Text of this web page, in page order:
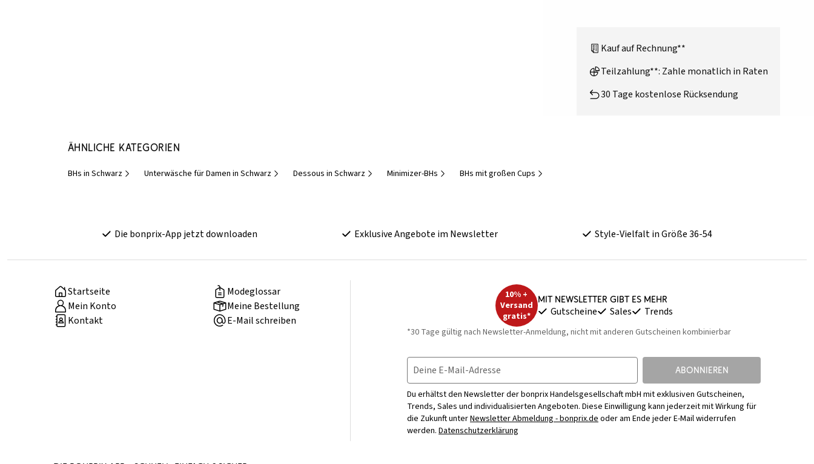
Kauf auf Rechnung**
Teilzahlung**: Zahle monatlich in Raten
30 Tage kostenlose Rücksendung
Ähnliche Kategorien
BHs in Schwarz Unterwäsche für Damen in Schwarz Dessous in Schwarz Minimizer-BHs BHs mit großen Cups
Die bonprix-App jetzt downloaden Exklusive Angebote im Newsletter Style-Vielfalt in Größe 36-54
Startseite
Modeglossar
Mein Konto
Meine Bestellung
Kontakt
E-Mail schreiben
10% +
Versand
gratis*
Mit Newsletter gibt es mehr
Gutscheine Sales Trends
*30 Tage gültig nach Newsletter-Anmeldung, nicht mit anderen Gutscheinen kombinierbar
Deine E-Mail-Adresse ABONNIEREN
Du erhältst den Newsletter der bonprix Handelsgesellschaft mbH mit exklusiven Gutscheinen,
Trends, Sales und individualisierten Angeboten. Diese Einwilligung kann jederzeit mit Wirkung für
die Zukunft unterNewsletter Abmeldung - bonprix.deoder am Ende jeder E-Mail widerrufen
werden. Datenschutzerklärung